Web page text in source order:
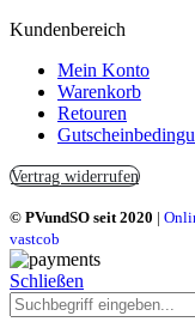
Kundenbereich
Mein Konto
Warenkorb
Retouren
Vertrag widerrufen
© PVundSO seit 2020 |
vastcob
Schließen